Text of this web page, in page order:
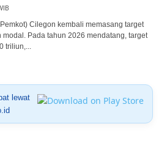
Cilegon kembali memasang target
Pada tahun 2026 mendatang, target
lewat